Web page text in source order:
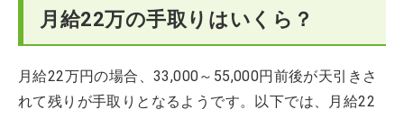
月給22万の手取りはいくら？
月給22万円の場合、33,000～55,000円前後が天引きさ
れて残りが手取りとなるようです。以下では、月給22